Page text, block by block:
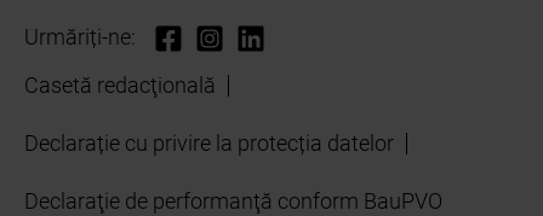
Urmăriți-ne:
Casetă redacţională
Declarație cu privire la protecția datelor
Declaraţie de performanţă conform BauPVO